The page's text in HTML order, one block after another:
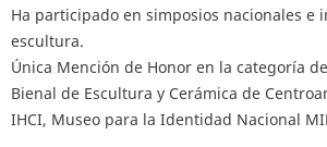
Ha participado en simposios nacionales e
escultura.
Única Mención de Honor en la categoría
Bienal de Escultura y Cerámica de
IHCI, Museo para la Identidad Nacional